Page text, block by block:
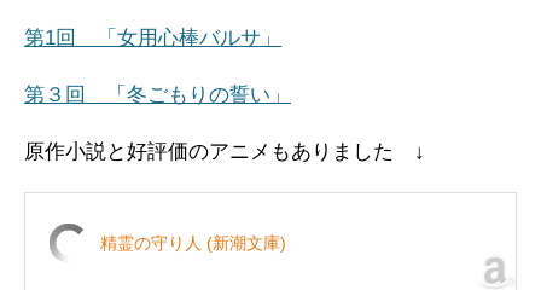
第1回 「女用心棒バルサ」
第３回 「冬ごもりの誓い」
原作小説と好評価のアニメもありました ↓
精霊の守り人 (新潮文庫)